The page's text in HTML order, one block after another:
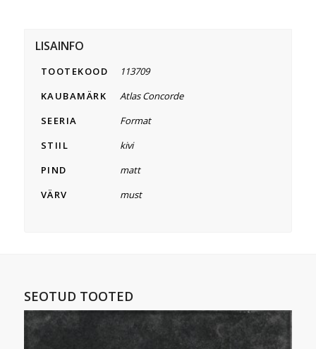
LISAINFO
TOOTEKOOD
113709
KAUBAMÄRK
Atlas Concorde
SEERIA
Format
STIIL
kivi
PIND
matt
VÄRV
must
SEOTUD TOOTED